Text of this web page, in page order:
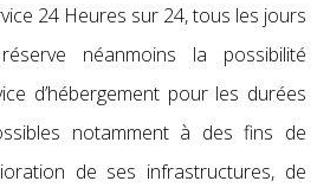
24 Heures sur 24, tous les jours
néanmoins la possibilité
d’hébergement pour les durées
notamment à des fins de
de ses infrastructures, de